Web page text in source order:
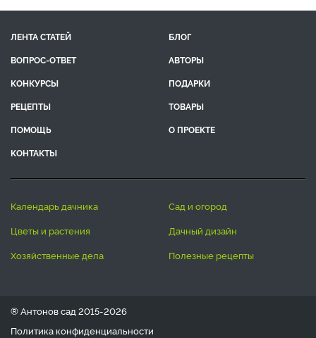
ЛЕНТА СТАТЕЙ
БЛОГ
ВОПРОС-ОТВЕТ
АВТОРЫ
КОНКУРСЫ
ПОДАРКИ
РЕЦЕПТЫ
ТОВАРЫ
ПОМОЩЬ
О ПРОЕКТЕ
КОНТАКТЫ
календарь дачника
сад и огород
цветы и растения
дачный дизайн
хозяйственные дела
полезные рецепты
® Антонов сад 2015-2026
Политика конфиденциальности